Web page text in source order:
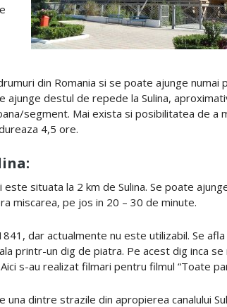
din Romania si se poate ajunge numai
ajunge destul de repede la Sulina,
segment. Mai exista si posibilitatea de a
4,5 ore.
situata la 2 km de Sulina. Se poate
miscarea, pe jos in 20 – 30 de minute.
dar actualmente nu este utilizabil. Se
printr-un dig de piatra. Pe acest dig inca se
s-au realizat filmari pentru filmul “Toate
una dintre strazile din apropierea canalului